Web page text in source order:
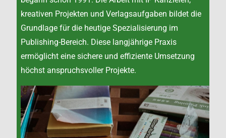
kreativen Projekten und Verlagsaufgaben bildet die
Grundlage für die heutige Spezialisierung im
Publishing-Bereich. Diese langjährige Praxis
ermöglicht eine sichere und effiziente Umsetzung
höchst anspruchsvoller Projekte.